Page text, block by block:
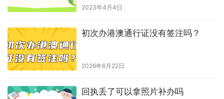
2023年4月4日
初次办港澳通行证没有签注吗？
2026年6月22日
回执丢了可以拿照片补办吗